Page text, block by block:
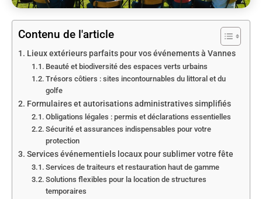
Contenu de l'article
Lieux extérieurs parfaits pour vos événements à Vannes
Beauté et biodiversité des espaces verts urbains
Trésors côtiers : sites incontournables du littoral et du
golfe
Formulaires et autorisations administratives simplifiés
Obligations légales : permis et déclarations essentielles
Sécurité et assurances indispensables pour votre
protection
Services événementiels locaux pour sublimer votre fête
Services de traiteurs et restauration haut de gamme
Solutions flexibles pour la location de structures
temporaires